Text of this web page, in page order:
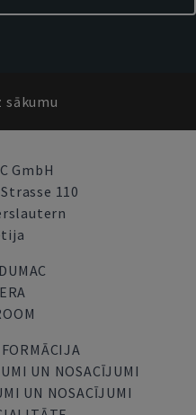
sākumu
GmbH
110
UN NOSACĪJUMI
UN NOSACĪJUMI